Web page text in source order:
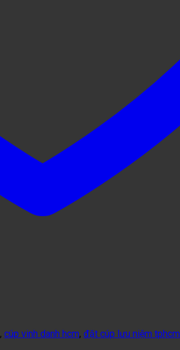
, cúp vinh danh hcm, đặt cúp lưu niệm tphcm